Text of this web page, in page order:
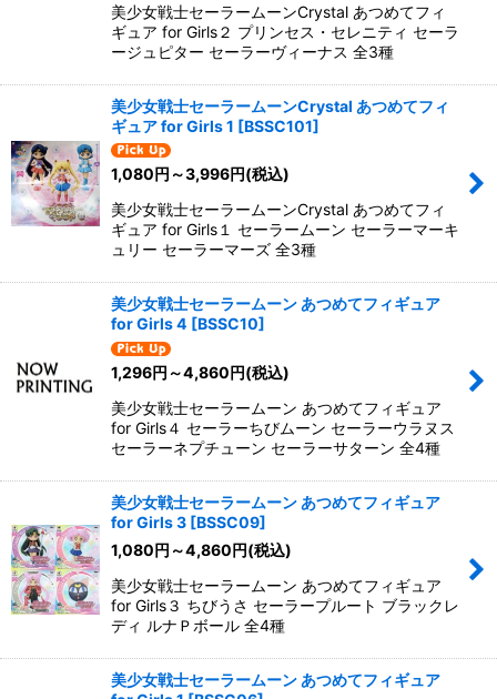
美少女戦士セーラームーンCrystal あつめてフィ
ギュア for Girls２ プリンセス・セレニティ セーラ
ージュピター セーラーヴィーナス 全3種
美少女戦士セーラームーンCrystal あつめてフィ
ギュア for Girls 1 [BSSC101]
1,080円 ～3,996円(税込)
美少女戦士セーラームーンCrystal あつめてフィ
ギュア for Girls１ セーラームーン セーラーマーキ
ュリー セーラーマーズ 全3種
美少女戦士セーラームーン あつめてフィギュア
for Girls 4 [BSSC10]
1,296円 ～4,860円(税込)
美少女戦士セーラームーン あつめてフィギュア
for Girls４ セーラーちびムーン セーラーウラヌス
セーラーネプチューン セーラーサターン 全4種
美少女戦士セーラームーン あつめてフィギュア
for Girls 3 [BSSC09]
1,080円 ～4,860円(税込)
美少女戦士セーラームーン あつめてフィギュア
for Girls３ ちびうさ セーラープルート ブラックレ
ディ ルナＰボール 全4種
美少女戦士セーラームーン あつめてフィギュア